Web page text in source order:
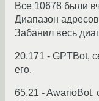
Все 10678 были
Диапазон
Забанил весь
20.171 - GPTBot,
его.
65.21 - AwarioBot,